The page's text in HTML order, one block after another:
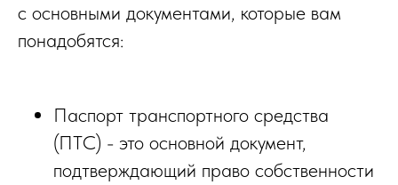
с основными документами, которые вам
понадобятся:
Паспорт транспортного средства
(ПТС) - это основной документ,
подтверждающий право собственности